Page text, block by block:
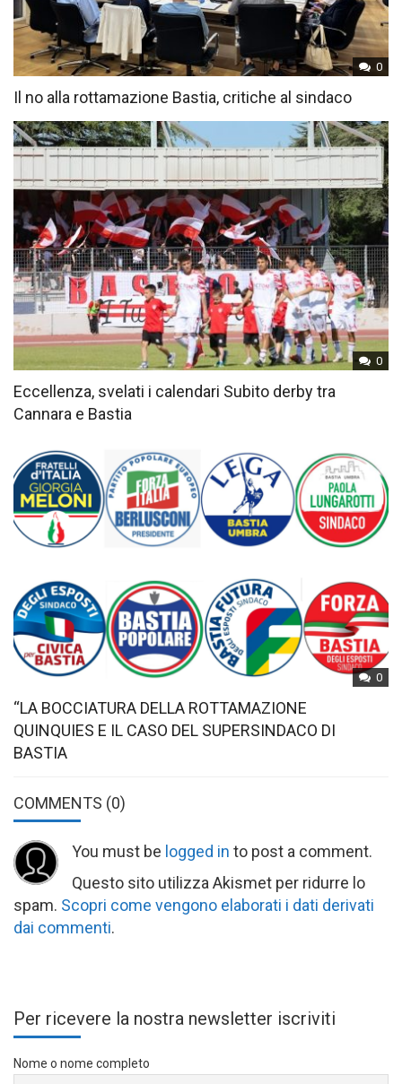
0
Il no alla rottamazione Bastia, critiche al sindaco
0
Eccellenza, svelati i calendari Subito derby tra
Cannara e Bastia
0
“LA BOCCIATURA DELLA ROTTAMAZIONE
QUINQUIES E IL CASO DEL SUPERSINDACO DI
BASTIA
COMMENTS (0)
You must be logged in to post a comment.
Questo sito utilizza Akismet per ridurre lo
spam. Scopri come vengono elaborati i dati derivati
dai commenti.
Per ricevere la nostra newsletter iscriviti
Nome o nome completo